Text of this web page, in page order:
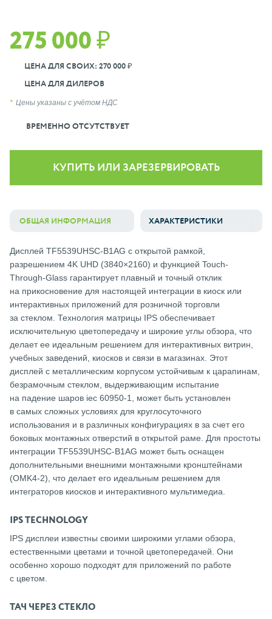
275 000 ₽
ЦЕНА ДЛЯ СВОИХ: 270 000 ₽
ЦЕНА ДЛЯ ДИЛЕРОВ
Цены указаны с учётом НДС
ВРЕМЕННО ОТСУТСТВУЕТ
КУПИТЬ ИЛИ ЗАРЕЗЕРВИРОВАТЬ
ОБЩАЯ ИНФОРМАЦИЯ ХАРАКТЕРИСТИКИ
Дисплей TF5539UHSC-B1AG с открытой рамкой,
разрешением 4K UHD (3840×2160) и функцией Touch-
Through-Glass гарантирует плавный и точный отклик
на прикосновение для настоящей интеграции в киоск или
интерактивных приложений для розничной торговли
за стеклом. Технология матрицы IPS обеспечивает
исключительную цветопередачу и широкие углы обзора, что
делает ее идеальным решением для интерактивных витрин,
учебных заведений, киосков и связи в магазинах. Этот
дисплей с металлическим корпусом устойчивым к царапинам,
безрамочным стеклом, выдерживающим испытание
на падение шаров iec 60950-1, может быть установлен
в самых сложных условиях для круглосуточного
использования и в различных конфигурациях в за счет его
боковых монтажных отверстий в открытой раме. Для простоты
интеграции TF5539UHSC-B1AG может быть оснащен
дополнительными внешними монтажными кронштейнами
(OMK4-2), что делает его идеальным решением для
интеграторов киосков и интерактивного мультимедиа.
IPS TECHNOLOGY
IPS дисплеи известны своими широкими углами обзора,
естественными цветами и точной цветопередачей. Они
особенно хорошо подходят для приложений по работе
с цветом.
ТАЧ ЧЕРЕЗ СТЕКЛО